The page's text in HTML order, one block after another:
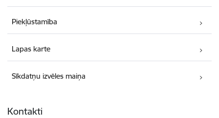
Piekļūstamība
Lapas karte
Sīkdatņu izvēles maiņa
Kontakti